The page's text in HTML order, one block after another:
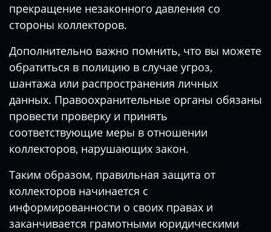
прекращение незаконного давления со
стороны коллекторов.
Дополнительно важно помнить, что вы можете
обратиться в полицию в случае угроз,
шантажа или распространения личных
данных. Правоохранительные органы обязаны
провести проверку и принять
соответствующие меры в отношении
коллекторов, нарушающих закон.
Таким образом, правильная защита от
коллекторов начинается с
информированности о своих правах и
заканчивается грамотными юридическими